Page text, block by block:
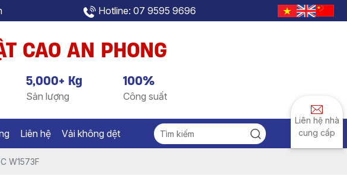
Hotline: 07 9595 9696
CAO AN PHONG
5,000+ Kg
Sản lượng
100%
Công suất
Liên hệ Vải không dệt
Liên hệ nhà
cung cấp
W1573F